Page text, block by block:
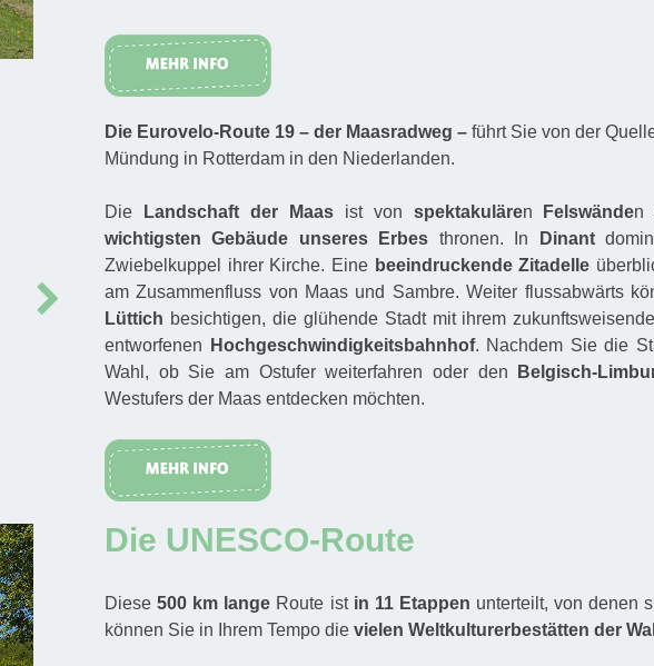
Next
Die Eurovelo-Route 19 – der Maasradweg –führt Sie von der
Mündung in Rotterdam in den Niederlanden.
Die Landschaft der Maasist von spektakulären Felswänden
wichtigsten Gebäude unseres Erbes thronen. In Dinant
Zwiebelkuppel ihrer Kirche. Eine beeindruckende Zitadelle
am Zusammenfluss von Maas und Sambre. Weiter flussabwärts
Lüttich besichtigen, die glühende Stadt mit ihrem
entworfenen
Hochgeschwindigkeitsbahnhof. Nachdem Sie die
Wahl, ob Sie am Ostufer weiterfahren oder den
Belgisch-
Westufers der Maas entdecken möchten.
Die UNESCO-Route
Diese500 km lange Route ist in 11 Etappen unterteilt, von denen
können Sie in Ihrem Tempo dievielen Weltkulturerbestätten der